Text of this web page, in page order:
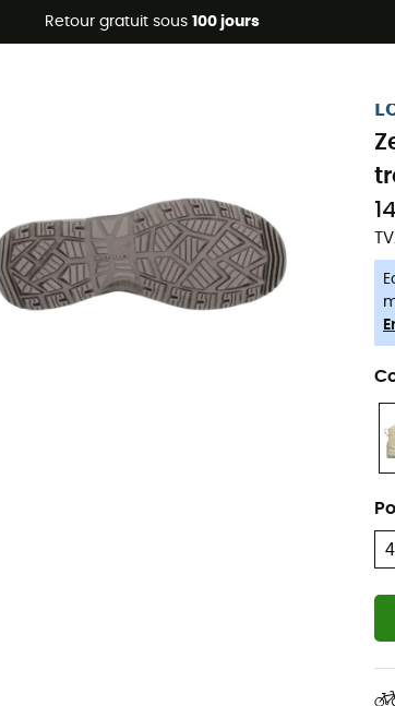
Retour gratuit sous 100 jours
🔥 -5 % EXTRA dès 2 produits* code Summer5